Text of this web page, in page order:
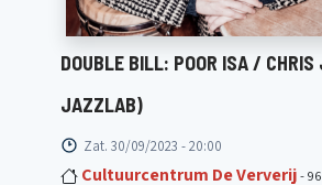
DOUBLE BILL: POOR ISA / CHRIS
JAZZLAB)
Zat. 30/09/2023 - 20:00
Cultuurcentrum De Ververij-